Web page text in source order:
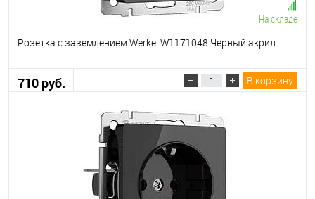
На складе
Розетка с заземлением Werkel W1171048 Черный акрил
710 руб. В корзину